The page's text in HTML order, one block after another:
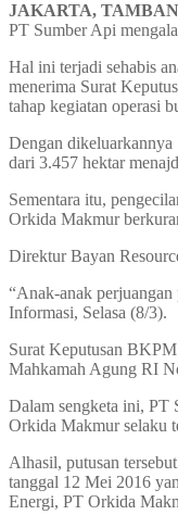
JAKARTA,
PT Sumber Api
Hal ini terjadi sehabis
menerima Surat
tahap kegiatan operasi
Dengan dikeluarkannya
dari 3.457 hektar
Sementara itu,
Orkida Makmur
Direktur Bayan
“Anak-anak
Informasi, Selasa (8/3).
Surat Keputusan
Mahkamah Agung RI
Dalam sengketa ini, PT
Orkida Makmur selaku
Alhasil, putusan
tanggal 12 Mei 2016
Energi, PT Orkida